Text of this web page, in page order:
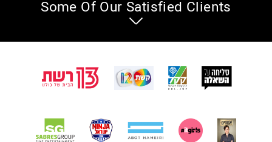
Some Of Our Satisfied Clients